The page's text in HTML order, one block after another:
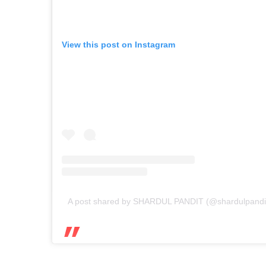
View this post on Instagram
A post shared by SHARDUL PANDIT